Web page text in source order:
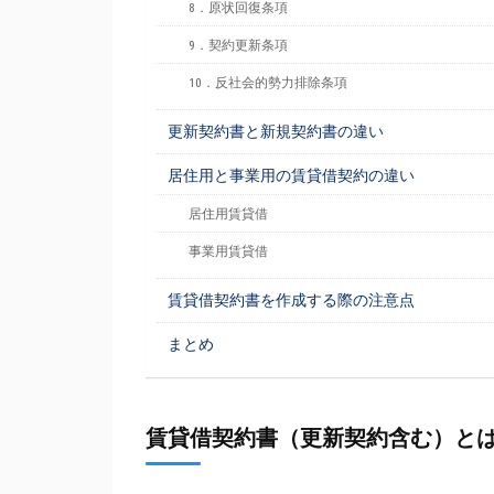
8．原状回復条項
9．契約更新条項
10．反社会的勢力排除条項
更新契約書と新規契約書の違い
居住用と事業用の賃貸借契約の違い
居住用賃貸借
事業用賃貸借
賃貸借契約書を作成する際の注意点
まとめ
賃貸借契約書（更新契約含む）と